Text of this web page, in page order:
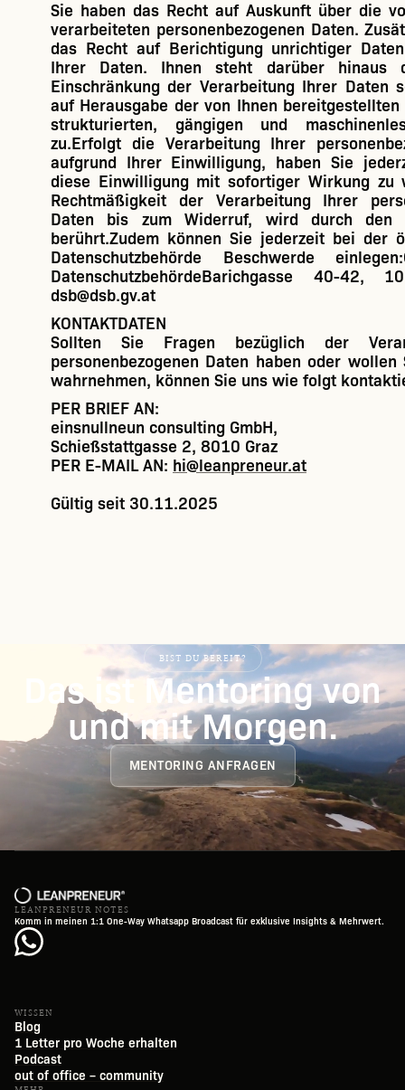
Sie haben das Recht auf Auskunft über die
verarbeiteten personenbezogenen Daten.
das Recht auf Berichtigung unrichtiger
Ihrer Daten. Ihnen steht darüber hinaus
Einschränkung der Verarbeitung Ihrer Daten
auf Herausgabe der von Ihnen
strukturierten, gängigen und
zu.Erfolgt die Verarbeitung Ihrer
aufgrund Ihrer Einwilligung, haben Sie
diese Einwilligung mit sofortiger Wirkung zu
Rechtmäßigkeit der Verarbeitung Ihrer
Daten bis zum Widerruf, wird durch den
berührt.Zudem können Sie jederzeit bei der
Datenschutzbehörde Beschwerde
DatenschutzbehördeBarichgasse 40-42,
dsb@dsb.gv.at
KONTAKTDATEN
Sollten Sie Fragen bezüglich der
personenbezogenen Daten haben oder wollen
wahrnehmen, können Sie uns wie folgt
PER BRIEF AN:
einsnullneun consulting GmbH,
Schießstattgasse 2, 8010 Graz
PER E-MAIL AN: hi@leanpreneur.at
Gültig seit 30.11.2025
BIST DU BEREIT?
Das ist Mentoring von
und mit Morgen.
MENTORING ANFRAGEN
LEANPRENEUR NOTES
Komm in meinen 1:1 One-Way Whatsapp Broadcast für exklusive Insights & Mehrwert.
WISSEN
Blog
1 Letter pro Woche erhalten
Podcast
out of office – community